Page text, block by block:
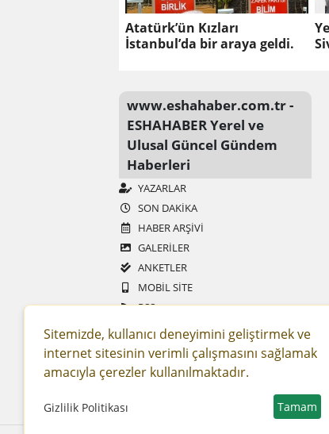
Atatürk’ün Kızları
İstanbul’da bir araya geldi.
www.eshahaber.com.tr -
ESHAHABER Yerel ve
Ulusal Güncel Gündem
Haberleri
YAZARLAR
SON DAKIKA
HABER ARŞIVI
GALERİLER
ANKETLER
MOBIL SITE
RSS
SITENE EKLE
REKLAM VE YAYIN SÖZLEŞMESI
ESHAHABER
Sitemizde, kullanıcı deneyimini geliştirmek ve
internet sitesinin verimli çalışmasını sağlamak
amacıyla çerezler kullanılmaktadır.
Gizlilik Politikası Tamam